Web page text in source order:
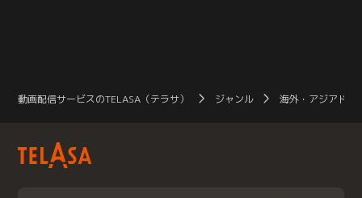
動画配信サービスのTELASA（テラサ） ジャンル 海外・アジアドラ